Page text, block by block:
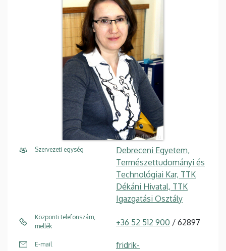
Szervezeti egység
Debreceni Egyetem,
Természettudományi és
Technológiai Kar, TTK
Dékáni Hivatal, TTK
Igazgatási Osztály
Központi telefonszám,
mellék
+36 52 512 900 / 62897
E-mail
fridrik-